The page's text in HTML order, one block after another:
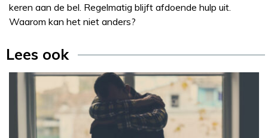
keren aan de bel. Regelmatig blijft afdoende hulp uit.
Waarom kan het niet anders?
Lees ook